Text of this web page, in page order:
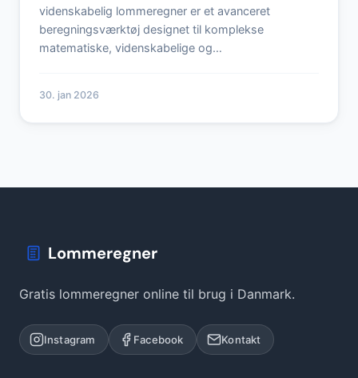
videnskabelig lommeregner er et avanceret
beregningsværktøj designet til komplekse
matematiske, videnskabelige og…
30. jan 2026
Lommeregner
Gratis lommeregner online til brug i Danmark.
Instagram Facebook Kontakt